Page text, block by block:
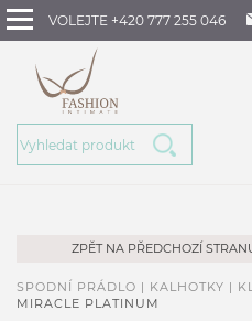
VOLEJTE +420 777 255 046
ZPĚT NA PŘEDCHOZÍ
SPODNÍ PRÁDLO | KALHOTKY |
MIRACLE PLATINUM